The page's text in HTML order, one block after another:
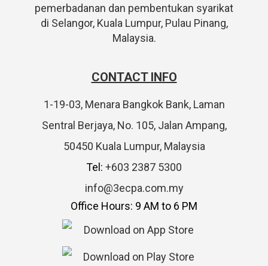
pemerbadanan dan pembentukan syarikat
di Selangor, Kuala Lumpur, Pulau Pinang,
Malaysia.
CONTACT INFO
1-19-03, Menara Bangkok Bank, Laman
Sentral Berjaya, No. 105, Jalan Ampang,
50450 Kuala Lumpur, Malaysia
Tel: +603 2387 5300
info@3ecpa.com.my
Office Hours: 9 AM to 6 PM